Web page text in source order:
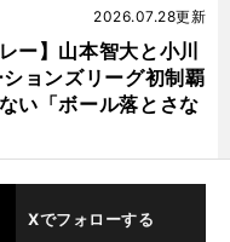
ー】山本智大と小川
ョンズリーグ初制覇
い「ボール落とさな
2026.07.28更新
Xでフォローする